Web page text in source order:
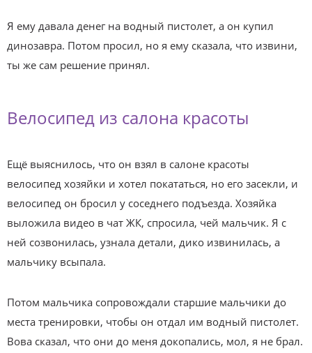
Я ему давала денег на водный пистолет, а он купил
динозавра. Потом просил, но я ему сказала, что извини,
ты же сам решение принял.
Велосипед из салона красоты
Ещё выяснилось, что он взял в салоне красоты
велосипед хозяйки и хотел покататься, но его засекли, и
велосипед он бросил у соседнего подъезда. Хозяйка
выложила видео в чат ЖК, спросила, чей мальчик. Я с
ней созвонилась, узнала детали, дико извинилась, а
мальчику всыпала.
Потом мальчика сопровождали старшие мальчики до
места тренировки, чтобы он отдал им водный пистолет.
Вова сказал, что они до меня докопались, мол, я не брал.